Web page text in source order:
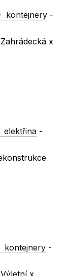
kontejnery -
x
elektřina -
kontejnery -
x